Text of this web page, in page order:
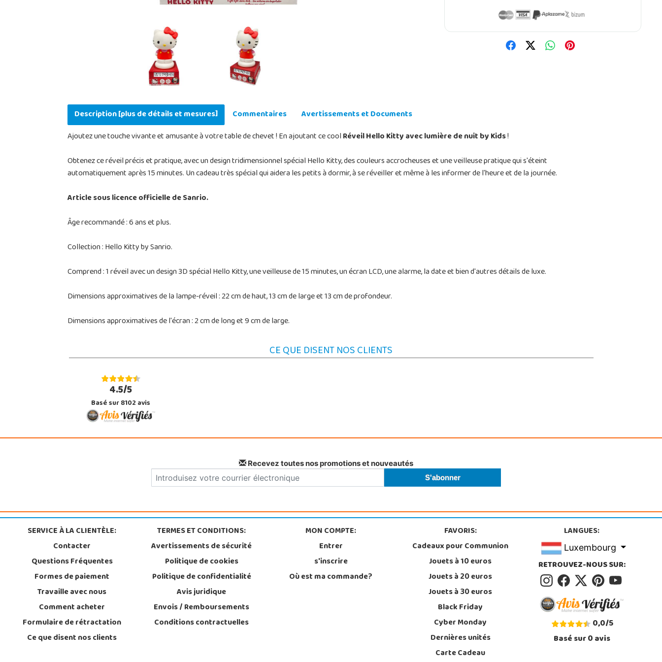
Description [plus de détails et mesures] Commentaires
Avertissements et Documents
Ajoutez une touche vivante et amusante à votre table de chevet ! En ajoutant ce coolRéveil Hello Kitty avec lumière de nuit by Kids!
Obtenez ce réveil précis et pratique, avec un design tridimensionnel spécial Hello Kitty, des couleurs accrocheuses et une veilleuse pratique qui s'éteint
automatiquement après 15 minutes. Un cadeau très spécial qui aidera les petits à dormir, à se réveiller et même à les informer de l'heure et de la journée.
Article sous licence officielle de Sanrio.
Âge recommandé : 6 ans et plus.
Collection : Hello Kitty by Sanrio.
Comprend : 1 réveil avec un design 3D spécial Hello Kitty, une veilleuse de 15 minutes, un écran LCD, une alarme, la date et bien d'autres détails de luxe.
Dimensions approximatives de la lampe-réveil : 22 cm de haut, 13 cm de large et 13 cm de profondeur.
Dimensions approximatives de l'écran : 2 cm de long et 9 cm de large.
CE QUE DISENT NOS CLIENTS
4.5/5
Basé sur 8102 avis
Recevez toutes nos promotions et nouveautés
SERVICE À LA CLIENTÈLE:
Contacter
Questions Fréquentes
Formes de paiement
Travaille avec nous
Comment acheter
Formulaire de rétractation
Ce que disent nos clients
TERMES ET CONDITIONS:
Avertissements de sécurité
Politique de cookies
Politique de confidentialité
Avis juridique
Envois / Remboursements
Conditions contractuelles
MON COMPTE:
Entrer
s'inscrire
Où est ma commande?
FAVORIS:
Cadeaux pour Communion
Jouets à 10 euros
Jouets à 20 euros
Jouets à 30 euros
Black Friday
Cyber Monday
Dernières unités
Carte Cadeau
LANGUES:
Luxembourg
RETROUVEZ-NOUS SUR:
0,0/5
Basé sur0avis